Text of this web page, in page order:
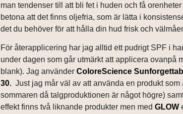
man tendenser till att bli fet i huden och få
betona att det finns oljefria, som är lätta i
det du behöver för att hålla din hud frisk och
För återapplicering har jag alltid ett pudrigt SPF i
under dagen som går utmärkt att applicera ovanpå
blank). Jag använder ColoreScience
30. Just jag mår väl av att använda en produkt
sommaren då talgproduktionen är något högre)
effekt finns två liknande produkter men med GLOW